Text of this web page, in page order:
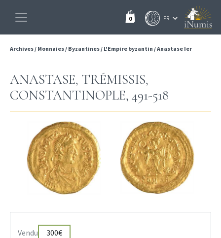
0
Archives/ Monnaies/ Byzantines/ L'Empire byzantin /Anastase Ier
ANASTASE, TRÉMISSIS,
CONSTANTINOPLE, 491-518
Vendu 300€